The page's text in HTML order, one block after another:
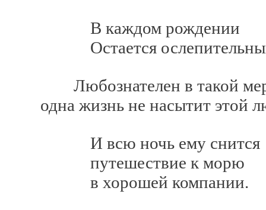
В каждом рождении
Остается ослепительный
Любознателен в такой
одна жизнь не насытит этой
И всю ночь ему снится
путешествие к морю
в хорошей компании.